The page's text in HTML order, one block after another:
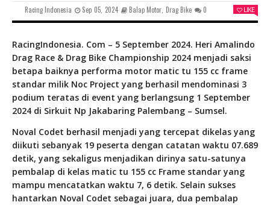
Racing Indonesia Sep 05, 2024 Balap Motor, Drag Bike 0 LIKE
RacingIndonesia. Com – 5 September 2024. Heri Amalindo
Drag Race & Drag Bike Championship 2024 menjadi saksi
betapa baiknya performa motor matic tu 155 cc frame
standar milik Noc Project yang berhasil mendominasi 3
podium teratas di event yang berlangsung 1 September
2024 di Sirkuit Np Jakabaring Palembang – Sumsel.
Noval Codet berhasil menjadi yang tercepat dikelas yang
diikuti sebanyak 19 peserta dengan catatan waktu 07.689
detik, yang sekaligus menjadikan dirinya satu-satunya
pembalap di kelas matic tu 155 cc Frame standar yang
mampu mencatatkan waktu 7, 6 detik. Selain sukses
hantarkan Noval Codet sebagai juara, dua pembalap